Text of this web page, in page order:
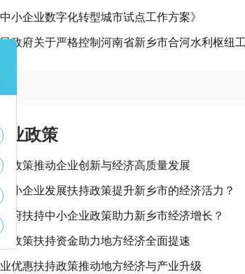
中小企业数字化转型城市试点工作方案》
业政策
政策推动企业创新与经济高质量发展
小企业发展扶持政策提升新乡市的经济活力？
府扶持中小企业政策助力新乡市经济增长？
政策扶持资金助力地方经济全面提速
优惠扶持政策推动地方经济与产业升级